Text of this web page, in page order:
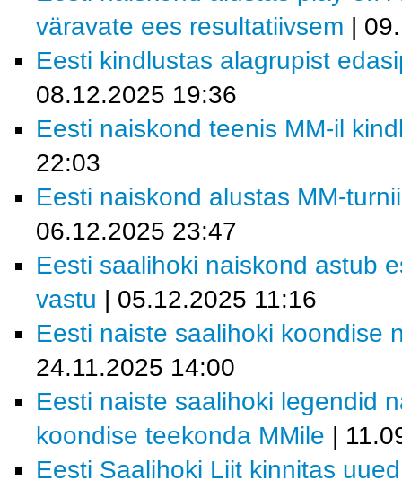
väravate ees resultatiivsem |
Eesti kindlustas alagrupist
08.12.2025 19:36
Eesti naiskond teenis MM-il
22:03
Eesti naiskond alustas MM-
06.12.2025 23:47
Eesti saalihoki naiskond astub
vastu | 05.12.2025 11:16
Eesti naiste saalihoki koondise
24.11.2025 14:00
Eesti naiste saalihoki legendid
koondise teekonda MMile |
Eesti Saalihoki Liit kinnitas